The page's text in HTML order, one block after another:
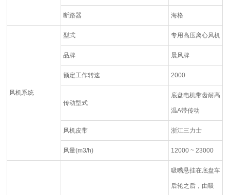
断路器 海格
风机系统
型式 专用高压离心风机
品牌 晨风牌
额定工作转速 2000
传动型式
底盘电机带齿耐高
温A带传动
风机皮带 浙江三力士
风量(m3/h) 12000 ~ 23000
吸嘴悬挂在底盘车
后轮之后，由吸